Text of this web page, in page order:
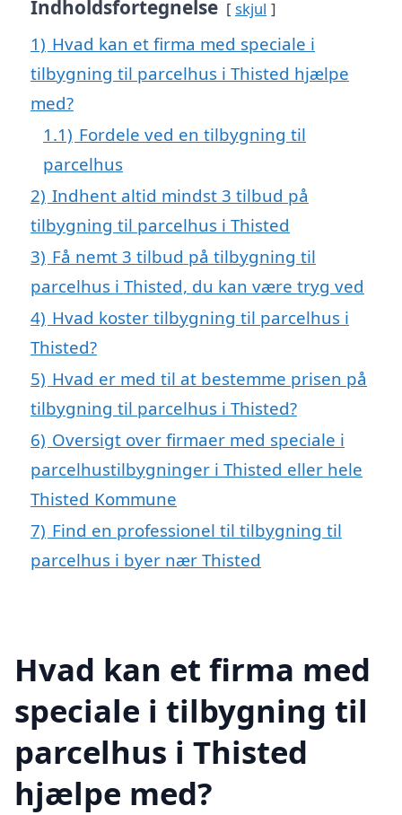
Indholdsfortegnelse skjul
1) Hvad kan et firma med speciale i
tilbygning til parcelhus i Thisted hjælpe
med?
1.1) Fordele ved en tilbygning til
parcelhus
2) Indhent altid mindst 3 tilbud på
tilbygning til parcelhus i Thisted
3) Få nemt 3 tilbud på tilbygning til
parcelhus i Thisted, du kan være tryg ved
4) Hvad koster tilbygning til parcelhus i
Thisted?
5) Hvad er med til at bestemme prisen på
tilbygning til parcelhus i Thisted?
6) Oversigt over firmaer med speciale i
parcelhustilbygninger i Thisted eller hele
Thisted Kommune
7) Find en professionel til tilbygning til
parcelhus i byer nær Thisted
Hvad kan et firma med
speciale i tilbygning til
parcelhus i Thisted
hjælpe med?